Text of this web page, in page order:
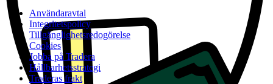
Användaravtal
Integritetspolicy
Tillgänglighetsredogörelse
Cookies
Jobba på Tradera
Hållbarhetsstrategi
Traderas frakt